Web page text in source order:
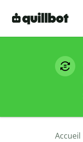
Accueil